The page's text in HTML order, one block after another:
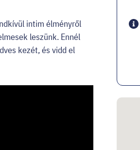
intim élményről
leszünk. Ennél
kezét, és vidd el